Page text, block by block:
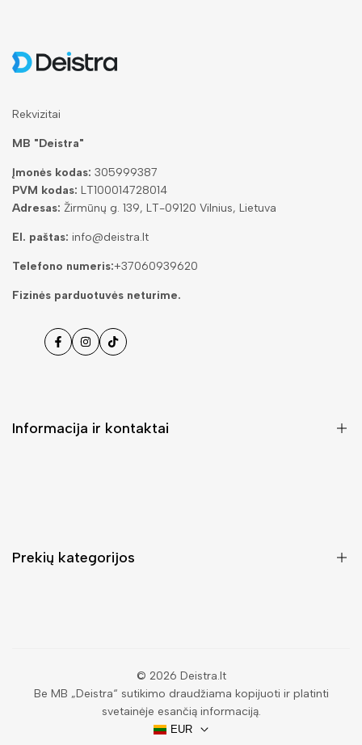
Rekvizitai
MB "Deistra"
Įmonės kodas: 305999387
PVM kodas: LT100014728014
Adresas: Žirmūnų g. 139, LT-09120 Vilnius, Lietuva
El. paštas: info@deistra.lt
Telefono numeris:+37060939620
Fizinės parduotuvės neturime.
FacebookInstagramas
Tiktok
Informacija ir kontaktai
Prekių kategorijos
Kuprinės moterims
Vyriškos piniginės
© 2026 Deistra.lt
Be MB „Deistra“ sutikimo draudžiama kopijuoti ir platinti
svetainėje esančią informaciją.
EUR